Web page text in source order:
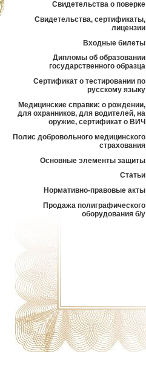
Свидетельства о поверке
Свидетельства, сертификаты,
лицензии
Входные билеты
Дипломы об образовании
государственного образца
Сертификат о тестировании по
русскому языку
Медицинские справки: о рождении,
для охранников, для водителей, на
оружие, сертификат о ВИЧ
Полис добровольного медицинского
страхования
Основные элементы защиты
Статьи
Нормативно-правовые акты
Продажа полиграфического
оборудования б/у